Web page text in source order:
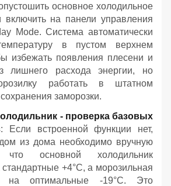
основное холодильное
включить на панели управления
Mode. Система автоматически
в пустом верхнем
избежать появления плесени и
лишнего расхода энергии, но
работать в штатном
заморозки.
- проверка базовых
: Если встроенной функции нет,
из дома необходимо вручную
что основной холодильник
стандартные +4°C, а морозильная
оптимальные -19°C. Это